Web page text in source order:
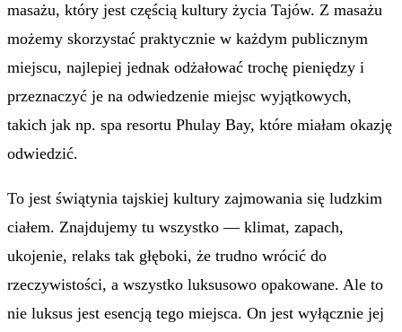
masażu, który jest częścią kultury życia Tajów. Z masażu
możemy skorzystać praktycznie w każdym publicznym
miejscu, najlepiej jednak odżałować trochę pieniędzy i
przeznaczyć je na odwiedzenie miejsc wyjątkowych,
takich jak np. spa resortu Phulay Bay, które miałam okazję
odwiedzić.
To jest świątynia tajskiej kultury zajmowania się ludzkim
ciałem. Znajdujemy tu wszystko — klimat, zapach,
ukojenie, relaks tak głęboki, że trudno wrócić do
rzeczywistości, a wszystko luksusowo opakowane. Ale to
nie luksus jest esencją tego miejsca. On jest wyłącznie jej